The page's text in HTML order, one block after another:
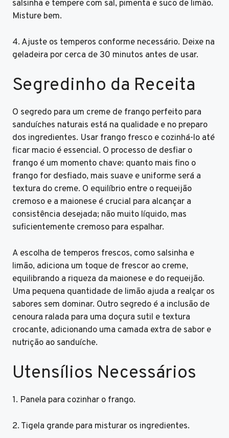
salsinha e tempere com sal, pimenta e suco de limão.
Misture bem.
4. Ajuste os temperos conforme necessário. Deixe na
geladeira por cerca de 30 minutos antes de usar.
Segredinho da Receita
O segredo para um creme de frango perfeito para
sanduíches naturais está na qualidade e no preparo
dos ingredientes. Usar frango fresco e cozinhá-lo até
ficar macio é essencial. O processo de desfiar o
frango é um momento chave: quanto mais fino o
frango for desfiado, mais suave e uniforme será a
textura do creme. O equilíbrio entre o requeijão
cremoso e a maionese é crucial para alcançar a
consistência desejada; não muito líquido, mas
suficientemente cremoso para espalhar.
A escolha de temperos frescos, como salsinha e
limão, adiciona um toque de frescor ao creme,
equilibrando a riqueza da maionese e do requeijão.
Uma pequena quantidade de limão ajuda a realçar os
sabores sem dominar. Outro segredo é a inclusão de
cenoura ralada para uma doçura sutil e textura
crocante, adicionando uma camada extra de sabor e
nutrição ao sanduíche.
Utensílios Necessários
1. Panela para cozinhar o frango.
2. Tigela grande para misturar os ingredientes.